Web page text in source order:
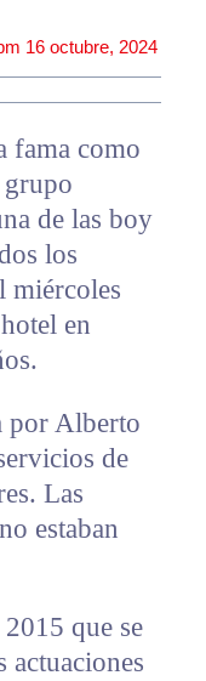
16 octubre, 2024
fama como
de las boy
los
miércoles
en
por Alberto
de
Las
estaban
que se
actuaciones